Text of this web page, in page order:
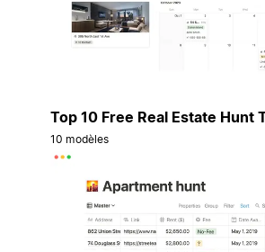
Top 10 Free Real Estate Hunt
10 modèles